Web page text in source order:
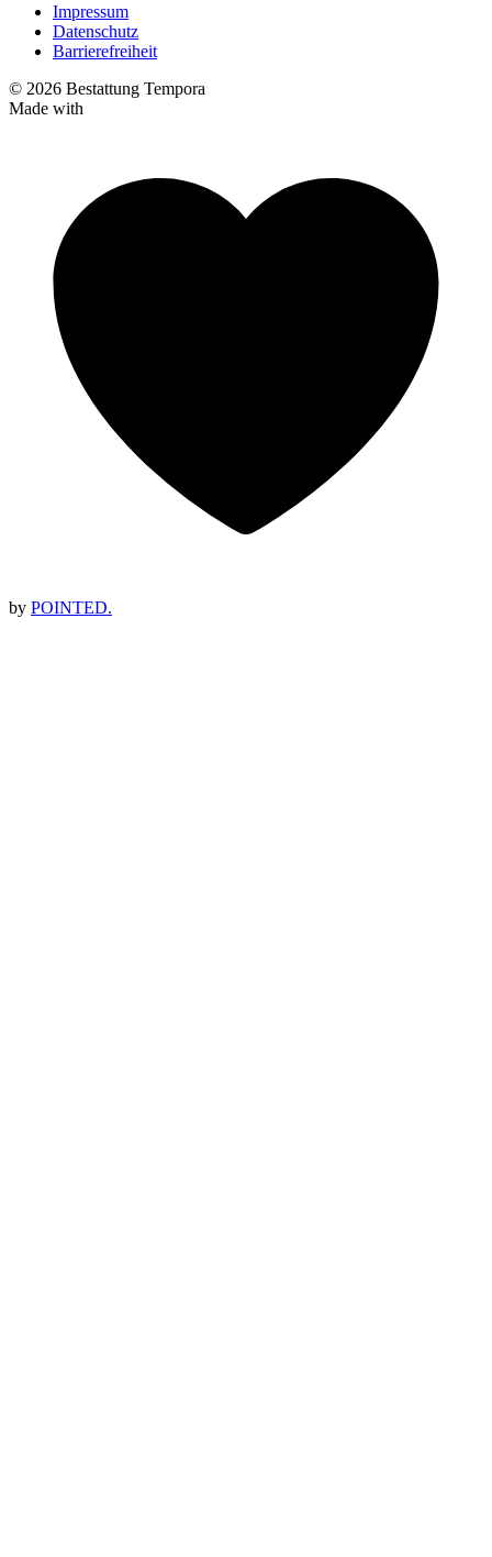
Impressum
Datenschutz
Barrierefreiheit
© 2026 Bestattung Tempora
Made with
by POINTED.